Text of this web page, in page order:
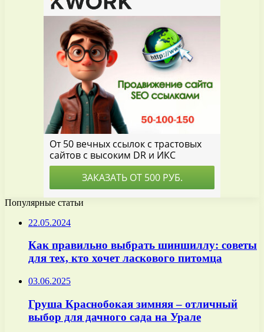
Популярные статьи
22.05.2024
Как правильно выбрать шиншиллу: советы
для тех, кто хочет ласкового питомца
03.06.2025
Груша Краснобокая зимняя – отличный
выбор для дачного сада на Урале